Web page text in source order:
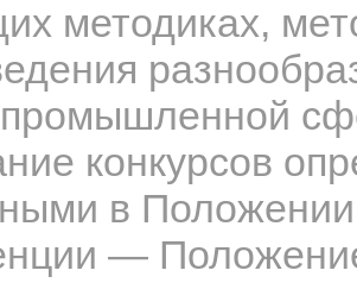
методиках,
промышленной
конкурсов
в
—